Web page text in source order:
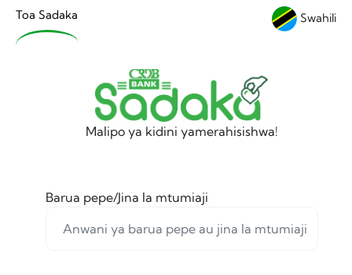
Malipo ya kidini yamerahisishwa!
Barua pepe/Jina la mtumiaji
Toa Sadaka Swahili